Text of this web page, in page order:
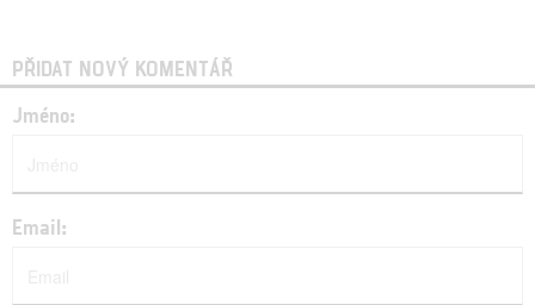
PŘIDAT NOVÝ KOMENTÁŘ
Jméno:
Email: